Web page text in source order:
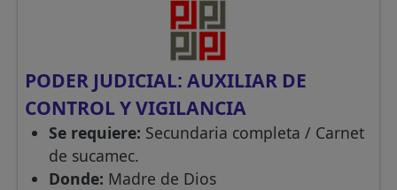
PODER JUDICIAL: AUXILIAR DE
CONTROL Y VIGILANCIA
Se requiere: Secundaria completa / Carnet
de sucamec.
Donde: Madre de Dios